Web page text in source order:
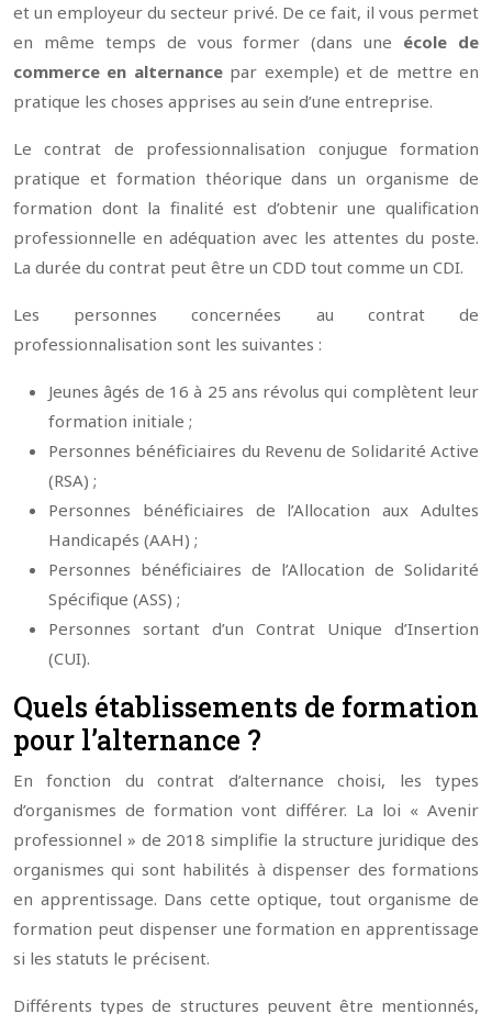
et un employeur du secteur privé. De ce fait, il vous permet
en même temps de vous former (dans une école de
commerce en alternancepar exemple) et de mettre en
pratique les choses apprises au sein d’une entreprise.
Le contrat de professionnalisation conjugue formation
pratique et formation théorique dans un organisme de
formation dont la finalité est d’obtenir une qualification
professionnelle en adéquation avec les attentes du poste.
La durée du contrat peut être un CDD tout comme un CDI.
Les personnes concernées au contrat de
professionnalisation sont les suivantes :
Jeunes âgés de 16 à 25 ans révolus qui complètent leur
formation initiale ;
Personnes bénéficiaires du Revenu de Solidarité Active
(RSA) ;
Personnes bénéficiaires de l’Allocation aux Adultes
Handicapés (AAH) ;
Personnes bénéficiaires de l’Allocation de Solidarité
Spécifique (ASS) ;
Personnes sortant d’un Contrat Unique d’Insertion
(CUI).
Quels établissements de formation
pour l’alternance ?
En fonction du contrat d’alternance choisi, les types
d’organismes de formation vont différer. La loi « Avenir
professionnel » de 2018 simplifie la structure juridique des
organismes qui sont habilités à dispenser des formations
en apprentissage. Dans cette optique, tout organisme de
formation peut dispenser une formation en apprentissage
si les statuts le précisent.
Différents types de structures peuvent être mentionnés,